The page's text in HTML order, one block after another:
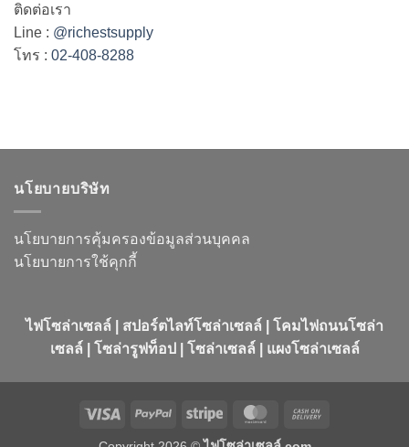
ติดต่อเรา
Line : @richestsupply
โทร : 02-408-8288
นโยบายบริษัท
นโยบายการคุ้มครองข้อมูลส่วนบุคคล
นโยบายการใช้คุกกี้
ไฟโซล่าเซลล์ | สปอร์ตไลท์โซล่าเซลล์ | โคมไฟถนนโซล่า
เซลล์ | โซล่ารูฟท็อป | โซล่าเซลล์ | แผงโซล่าเซลล์
Visa PayPal Stripe MasterCard